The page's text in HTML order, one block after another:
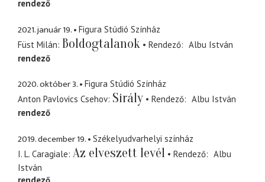
rendező
2021. január 19.
Figura Stúdió Színház
Füst Milán Boldogtalanok Rendező
Albu István
rendező
2020. október 3.
Figura Stúdió Színház
Anton Pavlovics Csehov Sirály Rendező
Albu István
rendező
2019. december 19.
Székelyudvarhelyi színház
I. L. Caragiale Az elveszett levél Rendező
Albu
István